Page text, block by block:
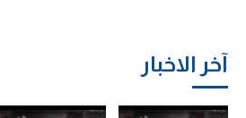
آخر الاخبار